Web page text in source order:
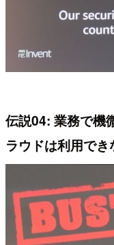
伝説04: 業務で機
ラウドは利用でき